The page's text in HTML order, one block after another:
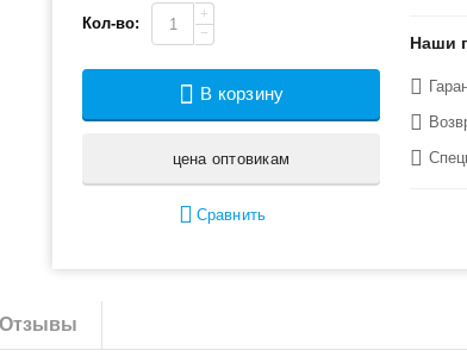
Кол-во:
+
−
В корзину
цена оптовикам
Сравнить
Наши
Отзывы